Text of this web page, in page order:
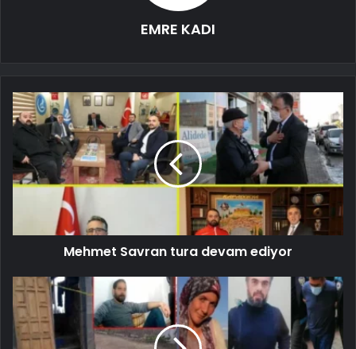
EMRE KADI
Mehmet Savran tura devam ediyor